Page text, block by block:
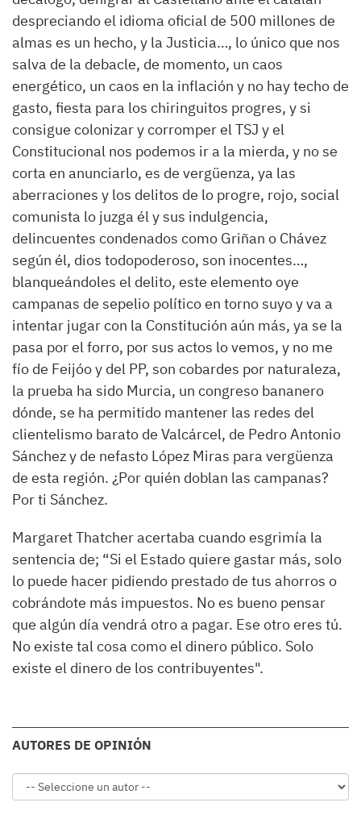
despreciando el idioma oficial de 500 millones de
almas es un hecho, y la Justicia…, lo único que nos
salva de la debacle, de momento, un caos
energético, un caos en la inflación y no hay techo de
gasto, fiesta para los chiringuitos progres, y si
consigue colonizar y corromper el TSJ y el
Constitucional nos podemos ir a la mierda, y no se
corta en anunciarlo, es de vergüenza, ya las
aberraciones y los delitos de lo progre, rojo, social
comunista lo juzga él y sus indulgencia,
delincuentes condenados como Griñan o Chávez
según él, dios todopoderoso, son inocentes…,
blanqueándoles el delito, este elemento oye
campanas de sepelio político en torno suyo y va a
intentar jugar con la Constitución aún más, ya se la
pasa por el forro, por sus actos lo vemos, y no me
fío de Feijóo y del PP, son cobardes por naturaleza,
la prueba ha sido Murcia, un congreso bananero
dónde, se ha permitido mantener las redes del
clientelismo barato de Valcárcel, de Pedro Antonio
Sánchez y de nefasto López Miras para vergüenza
de esta región. ¿Por quién doblan las campanas?
Por ti Sánchez.
Margaret Thatcher acertaba cuando esgrimía la
sentencia de; “Si el Estado quiere gastar más, solo
lo puede hacer pidiendo prestado de tus ahorros o
cobrándote más impuestos. No es bueno pensar
que algún día vendrá otro a pagar. Ese otro eres tú.
No existe tal cosa como el dinero público. Solo
existe el dinero de los contribuyentes".
AUTORES DE OPINIÓN